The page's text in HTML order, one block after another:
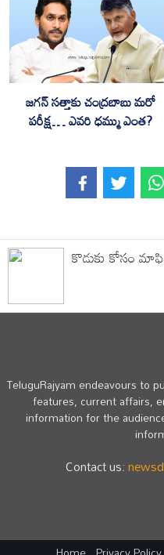
జగన్ సత్తాకు చంద్రబాబు మరో
పరీక్ష… ఎవరి ధమ్ము ఎంత?
కొడుకు కోసం
TeluguRajyam endeavours to
features, current affairs,
information for the
Contact us: